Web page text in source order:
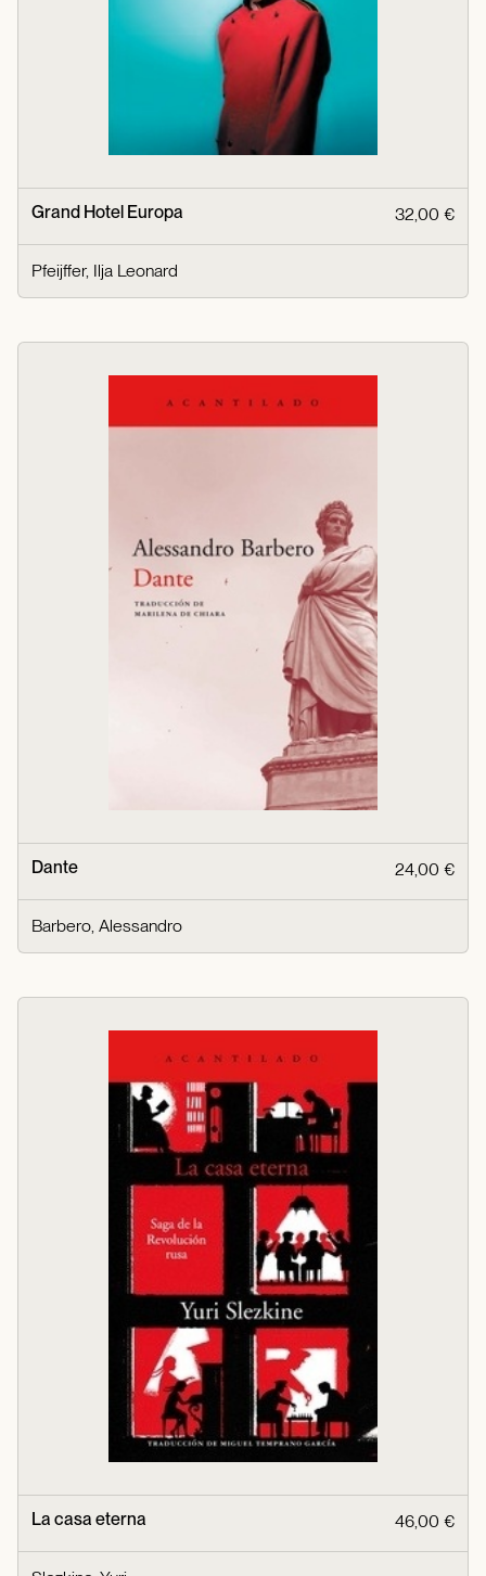
Grand Hotel Europa 32,00 €
Pfeijffer, Ilja Leonard
Dante 24,00 €
Barbero, Alessandro
La casa eterna 46,00 €